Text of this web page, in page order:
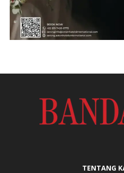
TENTANG